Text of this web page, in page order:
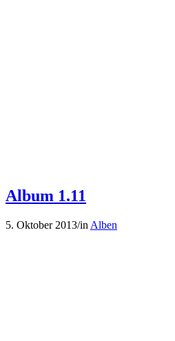
Album 1.11
5. Oktober 2013/in Alben